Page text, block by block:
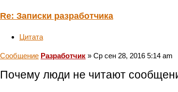
Re: Записки разработчика
Цитата
Сообщение Разработчик » Ср сен 28, 2016 5:14 am
Почему люди не читают